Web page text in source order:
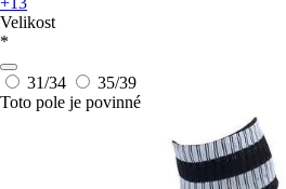
Velikost
*
31/34
35/39
Toto pole je povinné